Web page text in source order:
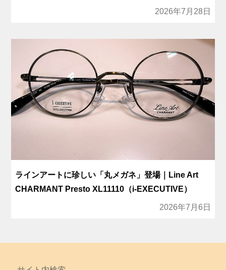
2026年7月28日
ラインアートに珍しい「丸メガネ」登場｜Line Art
CHARMANT Presto XL11110（i-EXECUTIVE）
2026年7月6日